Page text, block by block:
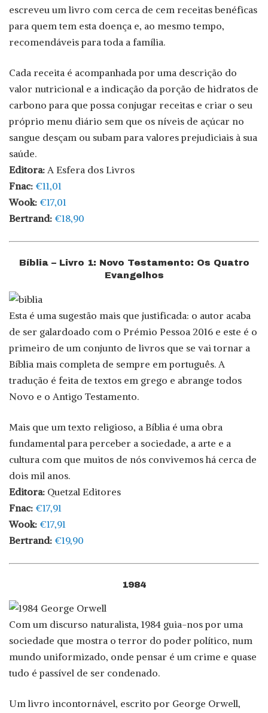
escreveu um livro com cerca de cem receitas benéficas
para quem tem esta doença e, ao mesmo tempo,
recomendáveis para toda a família.
Cada receita é acompanhada por uma descrição do
valor nutricional e a indicação da porção de hidratos de
carbono para que possa conjugar receitas e criar o seu
próprio menu diário sem que os níveis de açúcar no
sangue desçam ou subam para valores prejudiciais à sua
saúde.
Editora: A Esfera dos Livros
Fnac: €11,01
Wook: €17,01
Bertrand: €18,90
Bíblia – Livro 1: Novo Testamento: Os Quatro
Evangelhos
Esta é uma sugestão mais que justificada: o autor acaba
de ser galardoado com o Prémio Pessoa 2016 e este é o
primeiro de um conjunto de livros que se vai tornar a
Bíblia mais completa de sempre em português. A
tradução é feita de textos em grego e abrange todos
Novo e o Antigo Testamento.
Mais que um texto religioso, a Bíblia é uma obra
fundamental para perceber a sociedade, a arte e a
cultura com que muitos de nós convivemos há cerca de
dois mil anos.
Editora: Quetzal Editores
Fnac: €17,91
Wook: €17,91
Bertrand: €19,90
1984
Com um discurso naturalista, 1984 guia-nos por uma
sociedade que mostra o terror do poder político, num
mundo uniformizado, onde pensar é um crime e quase
tudo é passível de ser condenado.
Um livro incontornável, escrito por George Orwell,